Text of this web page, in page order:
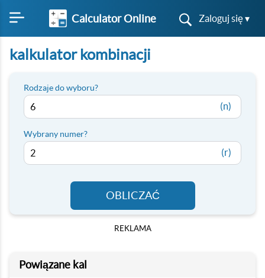
Calculator Online Zaloguj się ▾
kalkulator kombinacji
Rodzaje do wyboru?
(n)
Wybrany numer?
(r)
OBLICZAĆ
REKLAMA
Powiązane kal